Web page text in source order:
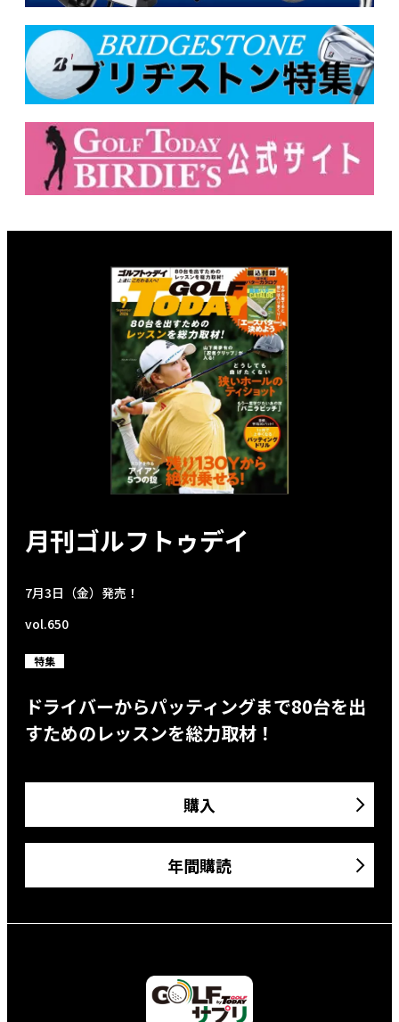
月刊ゴルフトゥデイ
7月3日（金）発売！
vol.650
特集
ドライバーからパッティングまで80台を出
すためのレッスンを総力取材！
購入
年間購読